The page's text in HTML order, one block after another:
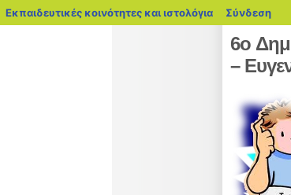
Εκπαιδευτικές κοινότητες και ιστολόγια Σύνδεση
6o
–